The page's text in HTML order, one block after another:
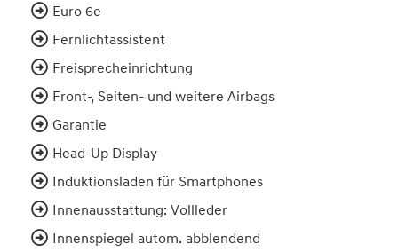
Euro 6e
Fernlichtassistent
Freisprecheinrichtung
Front-, Seiten- und weitere Airbags
Garantie
Head-Up Display
Induktionsladen für Smartphones
Innenausstattung: Vollleder
Innenspiegel autom. abblendend